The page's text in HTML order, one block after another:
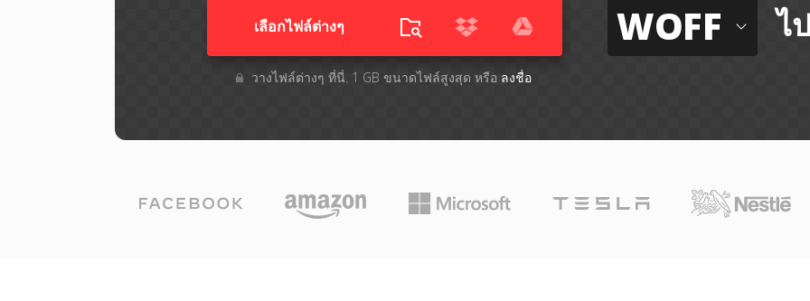
เลือกไฟล์ต่างๆ​
วางไฟล์ต่างๆ​ ที่นี่. 1 GB ขนาดไฟล์สูงสุด หรือ ลงชื่อ
WOFF ไ